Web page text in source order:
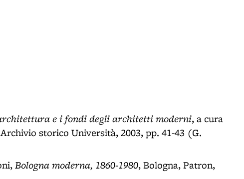
e i fondi degli architetti moderni, a cura
storico Università, 2003, pp. 41-43 (G.
Bologna moderna, 1860-1980, Bologna, Patron,